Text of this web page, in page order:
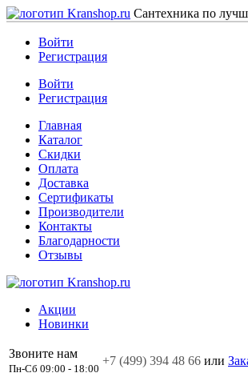
Сантехника по
Войти
Регистрация
Войти
Регистрация
Главная
Каталог
Скидки
Оплата
Доставка
Сертификаты
Производители
Контакты
Благодарности
Отзывы
Акции
Новинки
Звоните нам
Пн-Сб 09:00 - 18:00
+7 (499) 394 48 66 или